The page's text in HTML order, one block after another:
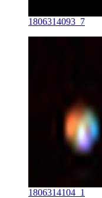
1806314093_7
1806314104_1